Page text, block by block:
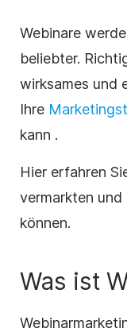
Webinare
beliebter.
wirksames und
Ihre
kann .
Hier erfahren
vermarkten und
können.
Was ist